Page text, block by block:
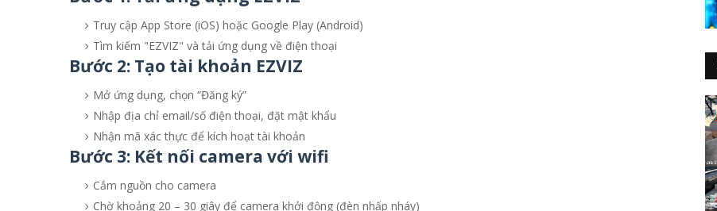
Truy cập App Store (iOS) hoặc Google Play (Android)
Tìm kiếm "EZVIZ" và tải ứng dụng về điện thoại
Bước 2: Tạo tài khoản EZVIZ
Mở ứng dụng, chọn “Đăng ký”
Nhập địa chỉ email/số điện thoại, đặt mật khẩu
Nhận mã xác thực để kích hoạt tài khoản
Bước 3: Kết nối camera với wifi
Cắm nguồn cho camera
Chờ khoảng 20 – 30 giây để camera khởi động (đèn nhấp nháy)